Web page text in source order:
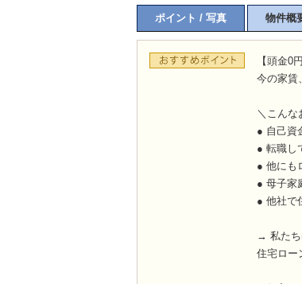
ポイント / 写真 物件概
【頭金0
今の家賃
＼こんな
● 自己資
● 転職し
● 他にも
● 母子家
● 他社で
→ 私たち
住宅ロー